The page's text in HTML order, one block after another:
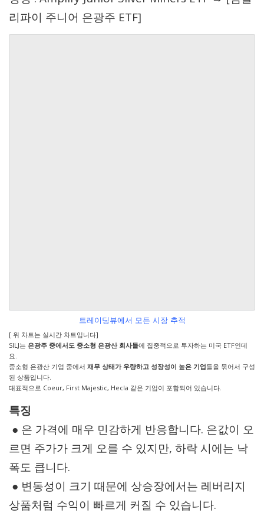
리파이 주니어 은광주 ETF]
트레이딩뷰에서 모든 시장 추적
[ 위 차트는 실시간 차트입니다]
SILJ는 은광주 중에서도 중소형 은광산 회사들에 집중적으로 투자하는 미국 ETF인데
요.
중소형 은광산 기업 중에서 재무 상태가 우량하고 성장성이 높은 기업들을 묶어서 구성
된 상품입니다.
대표적으로 Coeur, First Majestic, Hecla 같은 기업이 포함되어 있습니다.
특징
● 은 가격에 매우 민감하게 반응합니다. 은값이 오
르면 주가가 크게 오를 수 있지만, 하락 시에는 낙
폭도 큽니다.
● 변동성이 크기 때문에 상승장에서는 레버리지
상품처럼 수익이 빠르게 커질 수 있습니다.